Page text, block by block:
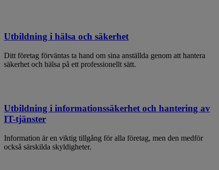
Utbildning i hälsa och säkerhet
Ditt företag förväntas ta hand om sina anställda genom att hantera
säkerhet och hälsa på ett professionellt sätt.
Utbildning i informationssäkerhet och hantering av
IT-tjänster
Information är en viktig tillgång för alla företag, men den medför
också särskilda skyldigheter.